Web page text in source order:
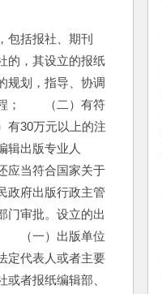
包括报社、期刊
的，其设立的报纸
规划，指导、协调
；　　（二）有符
有30万元以上的注
辑出版专业人
应当符合国家关于
政府出版行政主管
门审批。设立的出
　（一）出版单位
定代表人或者主要
者报纸编辑部、